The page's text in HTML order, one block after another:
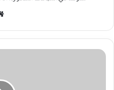
بطاريات